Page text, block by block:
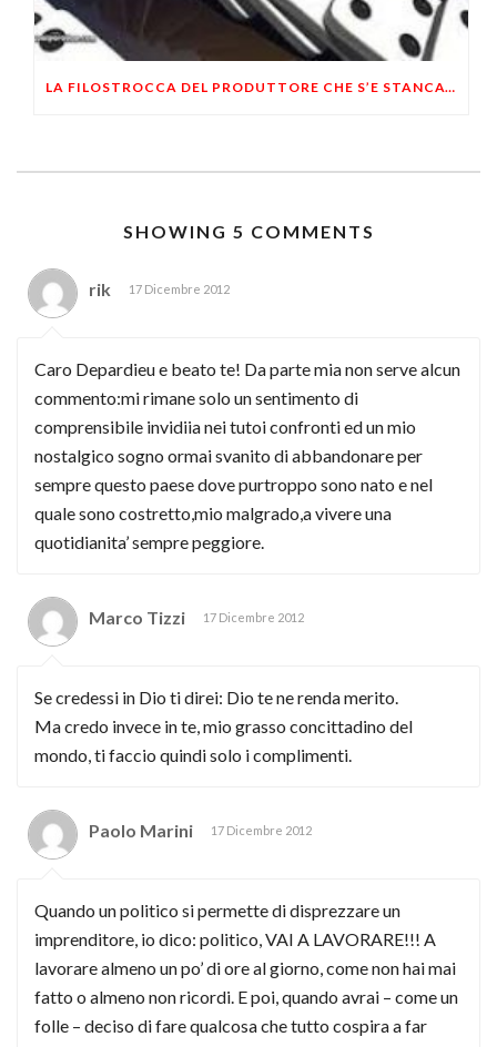
LA FILOSTROCCA DEL PRODUTTORE CHE S’E STANCATO DI ESSERE SFRUTTATO
SHOWING 5 COMMENTS
rik 17 Dicembre 2012
Caro Depardieu e beato te! Da parte mia non serve alcun
commento:mi rimane solo un sentimento di
comprensibile invidiia nei tutoi confronti ed un mio
nostalgico sogno ormai svanito di abbandonare per
sempre questo paese dove purtroppo sono nato e nel
quale sono costretto,mio malgrado,a vivere una
quotidianita’ sempre peggiore.
Marco Tizzi 17 Dicembre 2012
Se credessi in Dio ti direi: Dio te ne renda merito.
Ma credo invece in te, mio grasso concittadino del
mondo, ti faccio quindi solo i complimenti.
Paolo Marini 17 Dicembre 2012
Quando un politico si permette di disprezzare un
imprenditore, io dico: politico, VAI A LAVORARE!!! A
lavorare almeno un po’ di ore al giorno, come non hai mai
fatto o almeno non ricordi. E poi, quando avrai – come un
folle – deciso di fare qualcosa che tutto cospira a far